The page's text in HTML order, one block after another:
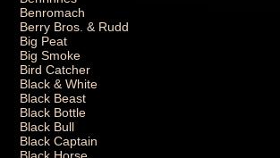
Benromach
Berry Bros. & Rudd
Big Peat
Big Smoke
Bird Catcher
Black & White
Black Beast
Black Bottle
Black Bull
Black Captain